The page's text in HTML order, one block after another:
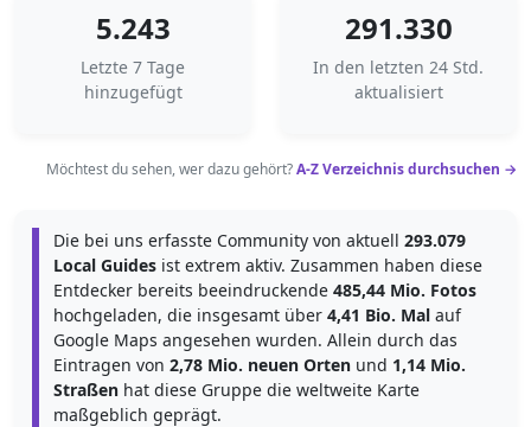
5.243
Letzte 7 Tage
hinzugefügt
291.330
In den letzten 24 Std.
aktualisiert
Möchtest du sehen, wer dazu gehört?A-Z Verzeichnis durchsuchen →
Die bei uns erfasste Community von aktuell 293.079
Local Guides ist extrem aktiv. Zusammen haben diese
Entdecker bereits beeindruckende 485,44 Mio. Fotos
hochgeladen, die insgesamt über 4,41 Bio. Mal auf
Google Maps angesehen wurden. Allein durch das
Eintragen von 2,78 Mio. neuen Orten und 1,14 Mio.
Straßen hat diese Gruppe die weltweite Karte
maßgeblich geprägt.